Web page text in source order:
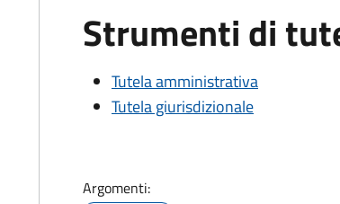
Strumenti di
Tutela amministrativa
Tutela giurisdizionale
Argomenti: